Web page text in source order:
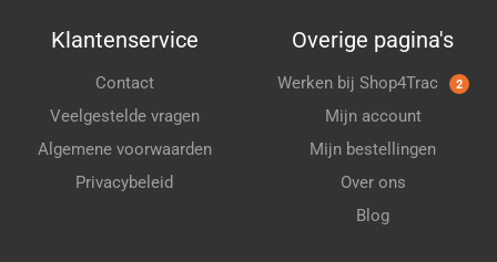
Klantenservice
Contact
Veelgestelde vragen
Algemene voorwaarden
Privacybeleid
Overige pagina's
Werken bij Shop4Trac 2
Mijn account
Mijn bestellingen
Over ons
Blog